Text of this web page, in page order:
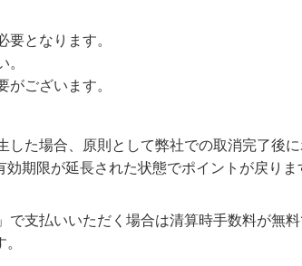
となります。
ございます。
た場合、原則として弊社での取消完了後
期限が延長された状態でポイントが戻り
支払いいただく場合は清算時手数料が無料